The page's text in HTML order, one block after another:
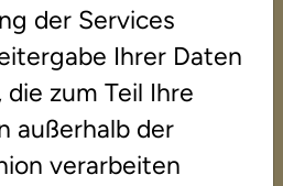
in
für Lese-
Schwäche
der Services
Ihrer Daten
zum Teil Ihre
außerhalb der
verarbeiten